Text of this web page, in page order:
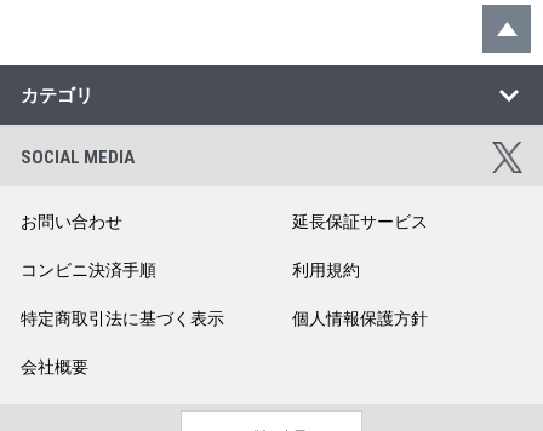
カテゴリ
SOCIAL MEDIA
お問い合わせ 延長保証サービス
コンビニ決済手順 利用規約
特定商取引法に基づく表示 個人情報保護方針
会社概要